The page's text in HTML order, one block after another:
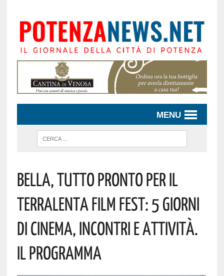
MENU
Bella, Tutto Pronto Per Il
TerraLenta Film Fest: 5 Giorni
Di Cinema, Incontri E Attività.
Il Programma